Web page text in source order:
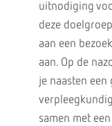
uitnodiging
deze
aan een
aan. Op de
je naasten een
samen met